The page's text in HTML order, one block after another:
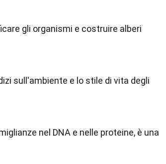
gli organismi e costruire alberi
sull'ambiente e lo stile di vita degli
nel DNA e nelle proteine, è una